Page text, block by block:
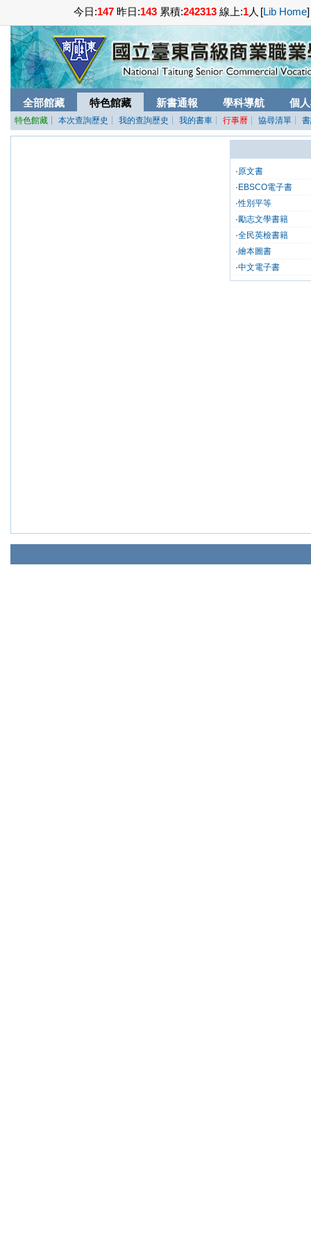
今日:147 昨日:143 累積:242313 線上:1人 [Lib Home]
全部館藏 特色館藏 新書通報 學科導航 個
特色館藏 ┊ 本次查詢歷史 ┊ 我的查詢歷史 ┊ 我的書車 ┊ 行事曆 ┊ 協尋清單 ┊
·原文書
· EBSCO電子書
·性別平等
·勵志文學書籍
·全民英檢書籍
·繪本圖書
·中文電子書